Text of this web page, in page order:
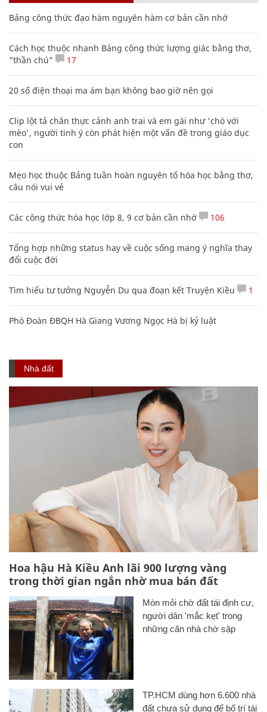
Bảng công thức đạo hàm nguyên hàm cơ bản cần nhớ
Cách học thuộc nhanh Bảng công thức lượng giác bằng thơ,
"thần chú"
17
20 số điện thoại ma ám bạn không bao giờ nên gọi
Clip lột tả chân thực cảnh anh trai và em gái như 'chó với
mèo', người tinh ý còn phát hiện một vấn đề trong giáo dục
con
Mẹo học thuộc Bảng tuần hoàn nguyên tố hóa học bằng thơ,
câu nói vui vẻ
Các công thức hóa học lớp 8, 9 cơ bản cần nhớ 106
Tổng hợp những status hay về cuộc sống mang ý nghĩa thay
đổi cuộc đời
Tìm hiểu tư tưởng Nguyễn Du qua đoạn kết Truyện Kiều 1
Phó Đoàn ĐBQH Hà Giang Vương Ngọc Hà bị kỷ luật
Nhà đất
Hoa hậu Hà Kiều Anh lãi 900 lượng vàng
trong thời gian ngắn nhờ mua bán đất
Mòn mỏi chờ đất tái định cư,
người dân 'mắc kẹt' trong
những căn nhà chờ sập
TP.HCM dùng hơn 6.600 nhà
đất chưa sử dụng để bố trí tái